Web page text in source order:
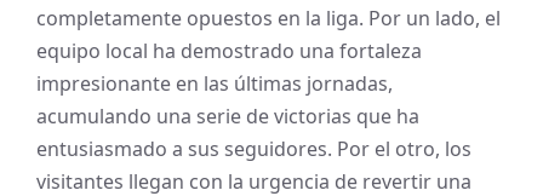
completamente opuestos en la liga. Por un lado, el
equipo local ha demostrado una fortaleza
impresionante en las últimas jornadas,
acumulando una serie de victorias que ha
entusiasmado a sus seguidores. Por el otro, los
visitantes llegan con la urgencia de revertir una